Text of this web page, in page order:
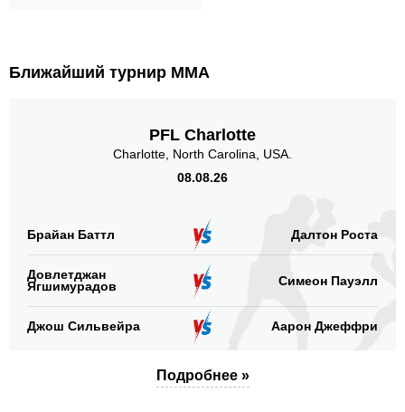
Ближайший турнир ММА
PFL Charlotte
Charlotte, North Carolina, USA.
08.08.26
Брайан Баттл Далтон Роста
Довлетджан
Ягшимурадов
Симеон Пауэлл
Джош Сильвейра Аарон Джеффри
Подробнее »